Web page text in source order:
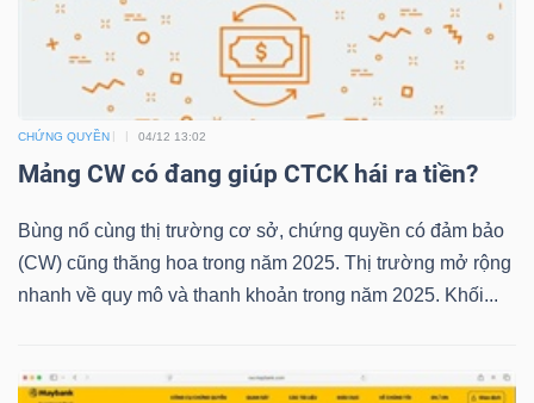
CHỨNG QUYỀN 04/12 13:02
Mảng CW có đang giúp CTCK hái ra tiền?
Bùng nổ cùng thị trường cơ sở, chứng quyền có đảm bảo
(CW) cũng thăng hoa trong năm 2025. Thị trường mở rộng
nhanh về quy mô và thanh khoản trong năm 2025. Khối...
TRÁI
CÔNG
CỤ
ĐẦU